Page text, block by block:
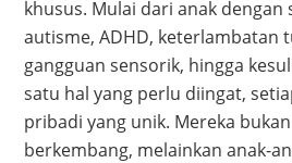
khusus. Mulai dari anak dengan
autisme, ADHD, keterlambatan
gangguan sensorik, hingga
satu hal yang perlu diingat,
pribadi yang unik. Mereka
berkembang, melainkan anak-